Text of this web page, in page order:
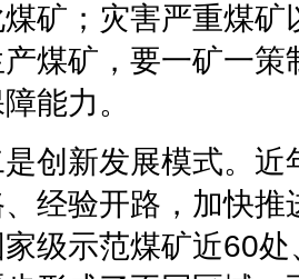
矿；灾害严重煤
煤矿，要一矿一
能力。
新发展模式。近
经验开路，加快
级示范煤矿近60